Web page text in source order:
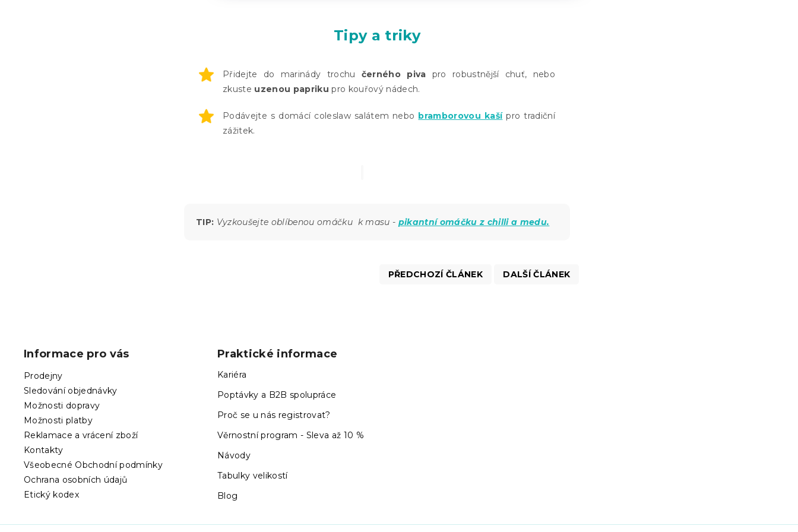
Tipy a triky
Přidejte do marinády trochu černého piva pro robustnější chuť, nebo
zkuste uzenou papriku pro kouřový nádech.
Podávejte s domácí coleslaw salátem nebo bramborovou kašípro tradiční
zážitek.
TIP: Vyzkoušejte oblíbenou omáčku k masu - pikantní omáčku z chilli a medu.
PŘEDCHOZÍ ČLÁNEK DALŠÍ ČLÁNEK
Informace pro vás
Prodejny
Sledování objednávky
Možnosti dopravy
Možnosti platby
Reklamace a vrácení zboží
Kontakty
Všeobecné Obchodní podmínky
Ochrana osobních údajů
Etický kodex
Praktické informace
Kariéra
Poptávky a B2B spolupráce
Proč se u nás registrovat?
Věrnostní program - Sleva až 10 %
Návody
Tabulky velikostí
Blog